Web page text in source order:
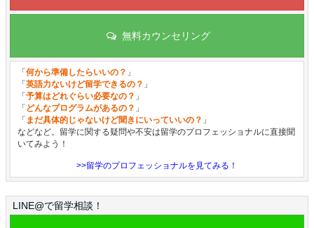
無料カウンセリング
「 何から準備したらいいの？ 」
「 英語力ないけど留学できるの？ 」
「 予算はどれぐらい必要なの？ 」
「 どんなプログラムがあるの？ 」
「 まだ具体的じゃないけど聞きにいっていいの？ 」
などなど。留学に関する疑問や不安は留学のプロフェッショナルに直接聞
いてみよう！
>>留学のプロフェッショナルを見てみる！
LINE@で留学相談！